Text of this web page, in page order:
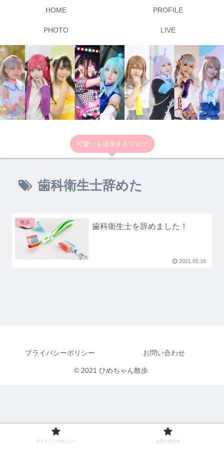
可愛いを追求するブログ
HOME PROFILE
PHOTO LIVE
歯科衛生士辞めた
散歩 歯科衛生士を辞めました！
2021.05.16
プライバシーポリシー お問い合わせ
© 2021 ひめちゃん散歩.
プライバシーポリシー お問い合わせ